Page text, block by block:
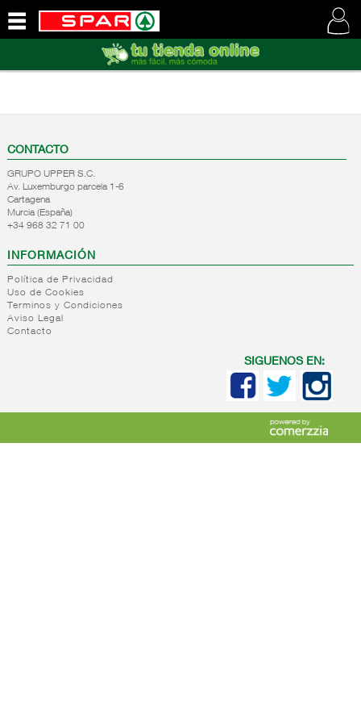
SOMOS
CONTACTO
GRUPO UPPER S.C.
Av. Luxemburgo parcela 1-6
Cartagena
Murcia (España)
+34 968 32 71 00
INFORMACIÓN
Política de Privacidad
Uso de Cookies
Terminos y Condiciones
Aviso Legal
Contacto
SIGUENOS EN: